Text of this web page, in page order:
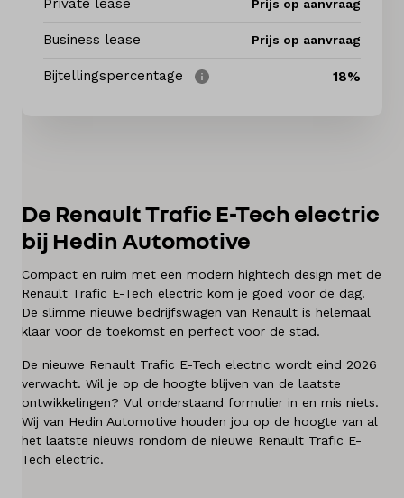
Elektrisch
Mijn account
Merken
Diensten
Private lease Prijs op aanvraag
Business lease Prijs op aanvraag
Bijtellingspercentage 18%
De Renault Trafic E-Tech electric
bij Hedin Automotive
Compact en ruim met een modern hightech design met de
Renault Trafic E-Tech electric kom je goed voor de dag.
De slimme nieuwe bedrijfswagen van Renault is helemaal
klaar voor de toekomst en perfect voor de stad.
De nieuwe Renault Trafic E-Tech electric wordt eind 2026
verwacht. Wil je op de hoogte blijven van de laatste
ontwikkelingen? Vul onderstaand formulier in en mis niets.
Wij van Hedin Automotive houden jou op de hoogte van al
het laatste nieuws rondom de nieuwe Renault Trafic E-
Tech electric.